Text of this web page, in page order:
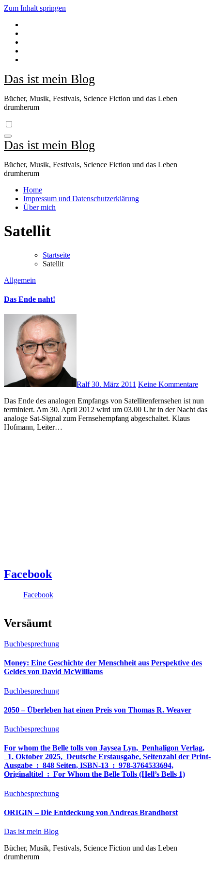
Zum Inhalt springen
Das ist mein Blog
Bücher, Musik, Festivals, Science Fiction und das Leben
drumherum
Das ist mein Blog
Bücher, Musik, Festivals, Science Fiction und das Leben
drumherum
Home
Impressum und Datenschutzerklärung
Über mich
Satellit
Startseite
Satellit
Allgemein
Das Ende naht!
Ralf30. März 2011 Keine Kommentare
Das Ende des analogen Empfangs von Satellitenfernsehen ist nun
terminiert. Am 30. April 2012 wird um 03.00 Uhr in der Nacht das
analoge Sat-Signal zum Fernsehempfang abgeschaltet. Klaus
Hofmann, Leiter…
Facebook
Facebook
Versäumt
Buchbesprechung
Money: Eine Geschichte der Menschheit aus Perspektive des
Geldes von David McWilliams
Buchbesprechung
2050 – Überleben hat einen Preis von Thomas R. Weaver
Buchbesprechung
For whom the Belle tolls von Jaysea Lyn, ‎ Penhaligon Verlag,
‎ 1. Oktober 2025, ‎ Deutsche Erstausgabe, Seitenzahl der Print-
Ausgabe ‏ : ‎ 848 Seiten, ISBN-13 ‏ : ‎ 978-3764533694,
Originaltitel ‏ : ‎ For Whom the Belle Tolls (Hell’s Bells 1)
Buchbesprechung
ORIGIN – Die Entdeckung von Andreas Brandhorst
Das ist mein Blog
Bücher, Musik, Festivals, Science Fiction und das Leben
drumherum